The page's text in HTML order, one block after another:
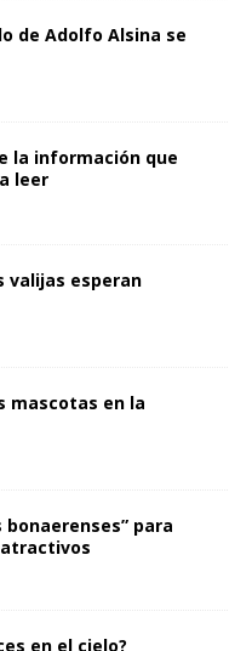
de Adolfo Alsina se
la información que
leer
valijas esperan
mascotas en la
bonaerenses” para
en el cielo?